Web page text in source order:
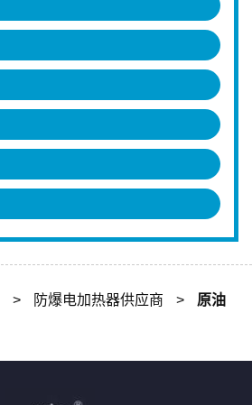
> 防爆电加热器供应商 >
原油